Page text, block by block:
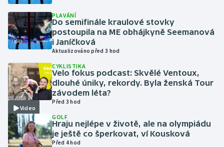
Krasobruslení
Lezení
Lyže a snowboard
Moderní pětiboj
Motorsport
Olympijské hry
PLAVÁNÍ
Do semifinále kraulové stovky
postoupila na ME obhájkyně Seemanová
i Janíčková
Aktualizováno před 3 hod
Video
CYKLISTIKA
Velo fokus podcast: Skvělé Ventoux,
dlouhé úniky, rekordy. Byla ženská Tour
závodem léta?
Před 3 hod
GOLF
Hraju nejlépe v životě, ale na olympiádu
je ještě co šperkovat, ví Kousková
Před 4 hod